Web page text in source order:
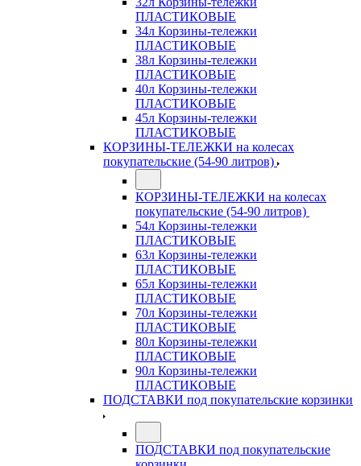
ПЛАСТИКОВЫЕ
34л Корзины-тележки
ПЛАСТИКОВЫЕ
38л Корзины-тележки
ПЛАСТИКОВЫЕ
40л Корзины-тележки
ПЛАСТИКОВЫЕ
45л Корзины-тележки
ПЛАСТИКОВЫЕ
КОРЗИНЫ-ТЕЛЕЖКИ на колесах
покупательские (54-90 литров)
КОРЗИНЫ-ТЕЛЕЖКИ на колесах
покупательские (54-90 литров)
54л Корзины-тележки
ПЛАСТИКОВЫЕ
63л Корзины-тележки
ПЛАСТИКОВЫЕ
65л Корзины-тележки
ПЛАСТИКОВЫЕ
70л Корзины-тележки
ПЛАСТИКОВЫЕ
80л Корзины-тележки
ПЛАСТИКОВЫЕ
90л Корзины-тележки
ПЛАСТИКОВЫЕ
ПОДСТАВКИ под покупательские корзинки
ПОДСТАВКИ под покупательские